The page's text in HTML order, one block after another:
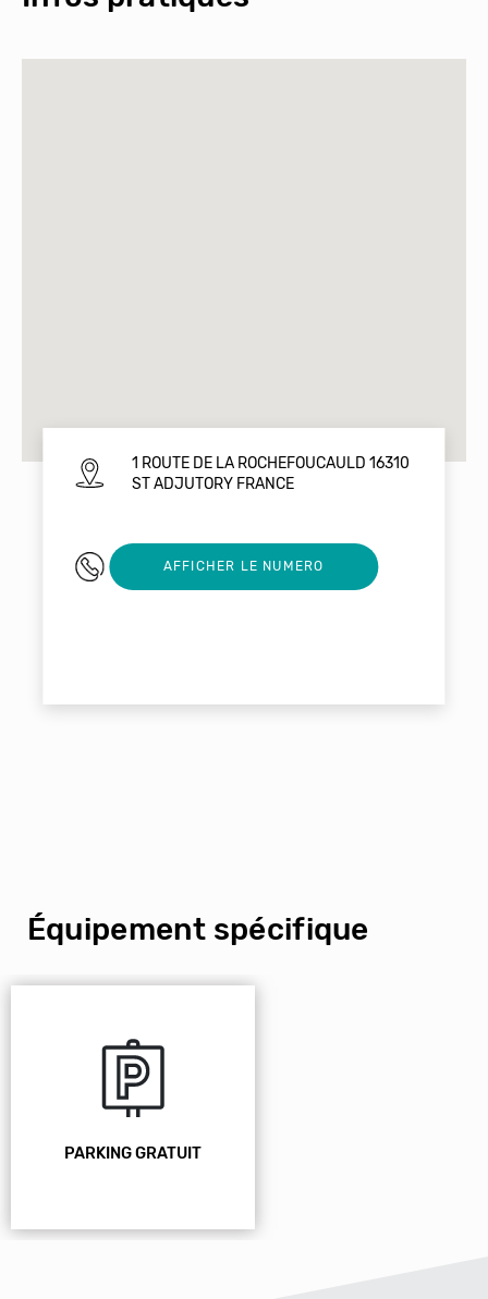
1 ROUTE DE LA ROCHEFOUCAULD 16310
ST ADJUTORY FRANCE
05 45 62 33 88
AFFICHER LE NUMERO
Équipement spécifique
PARKING GRATUIT